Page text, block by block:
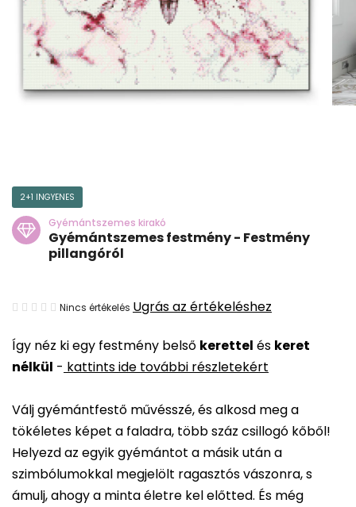
Így néz ki egy festmény belső kerettel és keret
nélkül - kattints ide további részletekért
Válj gyémántfestő művésszé, és alkosd meg a
tökéletes képet a faladra, több száz csillogó kőből!
Helyezd az egyik gyémántot a másik után a
szimbólumokkal megjelölt ragasztós vászonra, s
ámulj, ahogy a minta életre kel előtted. És még
2+1 INGYENES
Gyémántszemes kirakó
Gyémántszemes festmény - Festmény
pillangóról
A
átlagos
értékelése
ből
0,0
csillag.
Nincs értékelés Ugrás az értékeléshez